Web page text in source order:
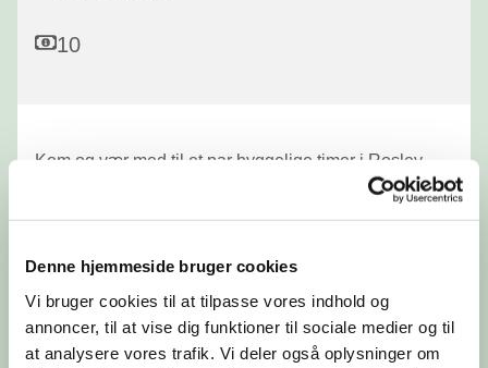
Denne hjemmeside bruger cookies
Vi bruger cookies til at tilpasse vores indhold og
annoncer, til at vise dig funktioner til sociale medier og til
at analysere vores trafik. Vi deler også oplysninger om
10
Kom og vær med til et par hyggelige timer i Roslev
sognehus, hvor vi spiser rundstykker, drikker kaffe og